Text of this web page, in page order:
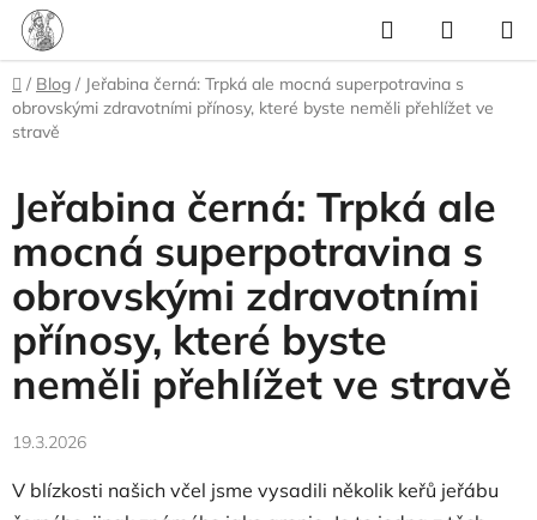
Přejít
obsah
Hledat
KOŠÍK
Domů
/ Blog / Jeřabina černá: Trpká ale mocná superpotravina s
obrovskými zdravotními přínosy, které byste neměli přehlížet ve
stravě
Jeřabina černá: Trpká ale
mocná superpotravina s
obrovskými zdravotními
přínosy, které byste
neměli přehlížet ve stravě
19.3.2026
V blízkosti našich včel jsme vysadili několik keřů jeřábu